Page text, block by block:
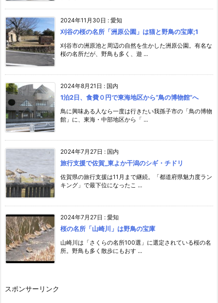
2024年11月30日 : 愛知
刈谷の桜の名所「洲原公園」は猫と野鳥の宝庫;1
刈谷市の洲原池と周辺の自然を生かした洲原公園。有名な
桜の名所だが、野鳥も多く、遊 ...
2024年8月21日 : 国内
1泊2日、食費０円で東海地区から”鳥の博物館”へ
鳥に興味ある人なら一度は行きたい我孫子市の「鳥の博物
館」に、東海・中部地区から「 ...
2024年7月27日 : 国内
旅行支援で佐賀_東よか干潟のシギ・チドリ
佐賀県の旅行支援は11月まで継続。「都道府県魅力度ラン
キング」で最下位になったこ ...
2024年7月27日 : 愛知
桜の名所「山崎川」は野鳥の宝庫
山崎川は「さくらの名所100選」に選定されている桜の名
所。野鳥も多く散歩にもおす ...
スポンサーリンク